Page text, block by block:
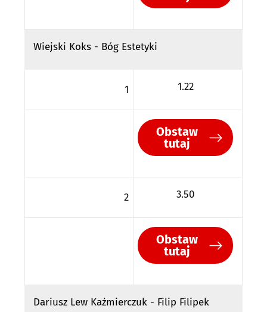
Wiejski Koks - Bóg Estetyki
1 1.22
Obstaw
tutaj
2 3.50
Obstaw
tutaj
Dariusz Lew Kaźmierczuk - Filip Filipek